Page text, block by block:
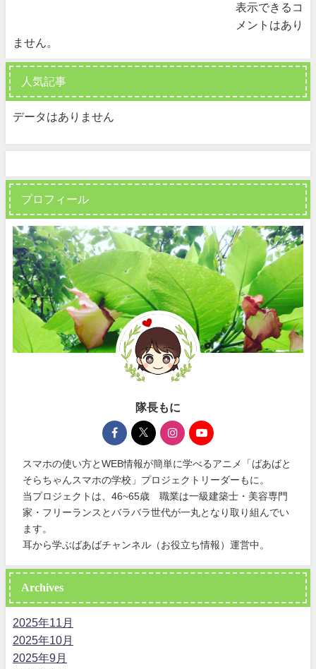
表示できるコ
メントはあり
ません。
人気記事
データはありません
プロフィール
隊長もに
スマホの使い方とWEB情報が簡単に学べるアニメ「ばあばと
そらちゃんスマホの学校」プロジェクトリーダーもに。
当プロジェクトは、46~65歳 職業は一級建築士・美容専門
家・フリーランスとバラバラ世代が一丸となり取り組んでい
ます。
耳から学ぶばあばチャンネル（お役立ち情報）運営中。
Archives
2025年11月
2025年10月
2025年9月